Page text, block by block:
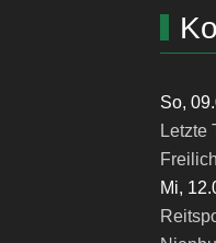
So,
Letzte
Mi,